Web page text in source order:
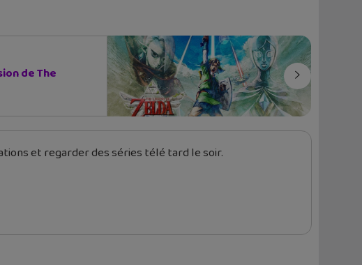
de The
et regarder des séries télé tard le soir.